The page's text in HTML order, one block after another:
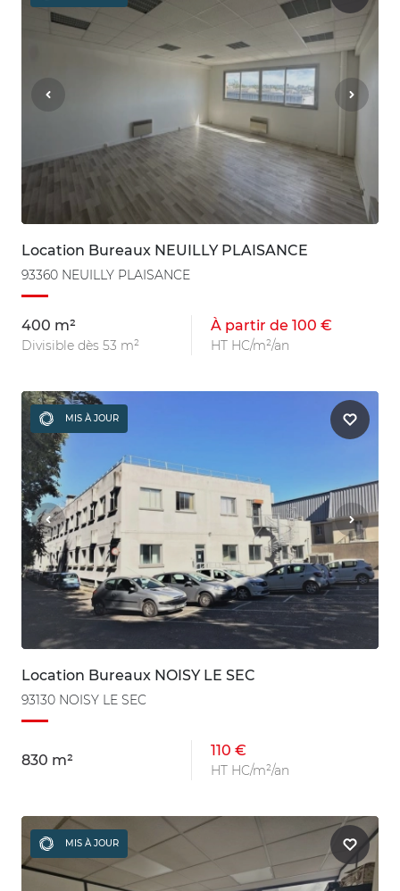
Location Bureaux NEUILLY PLAISANCE
93360 NEUILLY PLAISANCE
400 m²
Divisible dès 53 m²
À partir de 100 €
HT HC/m²/an
MIS À JOUR
Location Bureaux NOISY LE SEC
93130 NOISY LE SEC
830 m²
110 €
HT HC/m²/an
MIS À JOUR